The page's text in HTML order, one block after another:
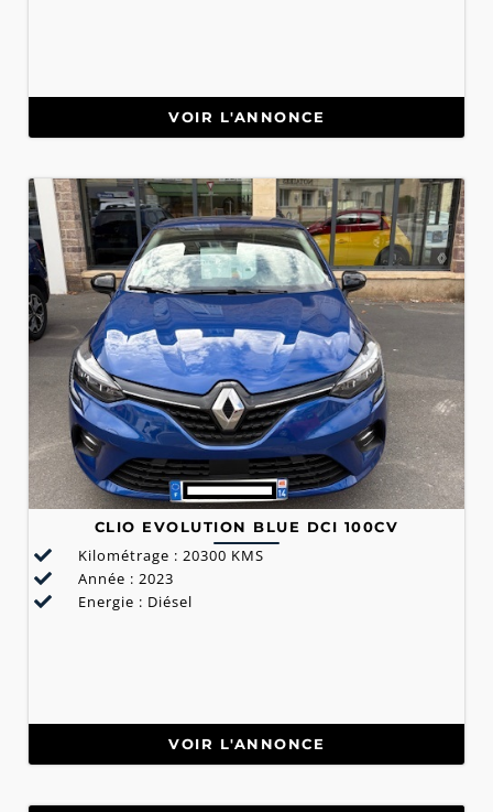
VOIR L'ANNONCE
CLIO EVOLUTION BLUE DCI 100CV
Kilométrage : 20300 KMS
Année : 2023
Energie : Diésel
VOIR L'ANNONCE